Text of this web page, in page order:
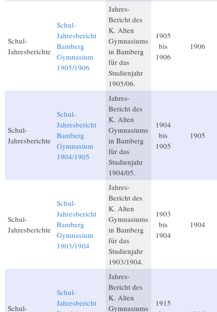
Schul-
Jahresberichte
Schul-
Jahresbericht
Bamberg
Gymnasium
1905/1906
Jahres-
Bericht des
K. Alten
Gymnasiums
in Bamberg
für das
Studienjahr
1905/06.
1905
bis
1906
1906
Schul-
Jahresberichte
Schul-
Jahresbericht
Bamberg
Gymnasium
1904/1905
Jahres-
Bericht des
K. Alten
Gymnasiums
in Bamberg
für das
Studienjahr
1904/05.
1904
bis
1905
1905
Schul-
Jahresberichte
Schul-
Jahresbericht
Bamberg
Gymnasium
1903/1904
Jahres-
Bericht des
K. Alten
Gymnasiums
in Bamberg
für das
Studienjahr
1903/1904.
1903
bis
1904
1904
Schul-
Schul-
Jahresbericht
Jahres-
Bericht des
K. Alten
Gymnasiums
1915